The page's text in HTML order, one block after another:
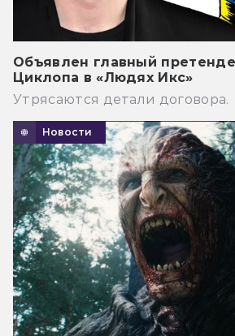
Объявлен главный
Циклопа в «Людях Икс»
Утрясаются детали договора.
Новости